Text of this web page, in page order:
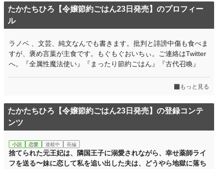
たかたちひろ【令嬢節約ごはん23日発売】のプロフィー
ル
ラノベ 、文芸、純文なんでも書きます。批判と誹謗中傷も食べま
すが、褒め言葉が主食です。もぐもぐおいちぃ。ご連絡はTwitter
へ。『全属性魔法使い』『まったり節約ごはん』『古代召喚』
もっと見る
たかたちひろ【令嬢節約ごはん23日発売】の登録コンテ
ンツ
小説 恋愛 連載中 長編
捨てられた元王妃は、隣国王子に溺愛されながら、幸せ薬師ライ
フを送る〜妹に恋して私を追い出した夫は、どうやら地獄に落ち